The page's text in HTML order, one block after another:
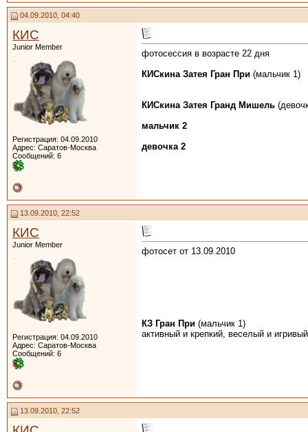
04.09.2010, 04:40
КИС
Junior Member
Регистрация: 04.09.2010
Адрес: Саратов-Москва
Сообщений: 6
фотосессия в возрасте 22 дня
КИСкина Затея Гран При (мальчик 1)
КИСкина Затея Гранд Мишель
мальчик 2
девочка 2
13.09.2010, 22:52
КИС
Junior Member
Регистрация: 04.09.2010
Адрес: Саратов-Москва
Сообщений: 6
фотосет от 13.09.2010
КЗ Гран При (мальчик 1)
активный и крепкий, веселый и
13.09.2010, 22:52